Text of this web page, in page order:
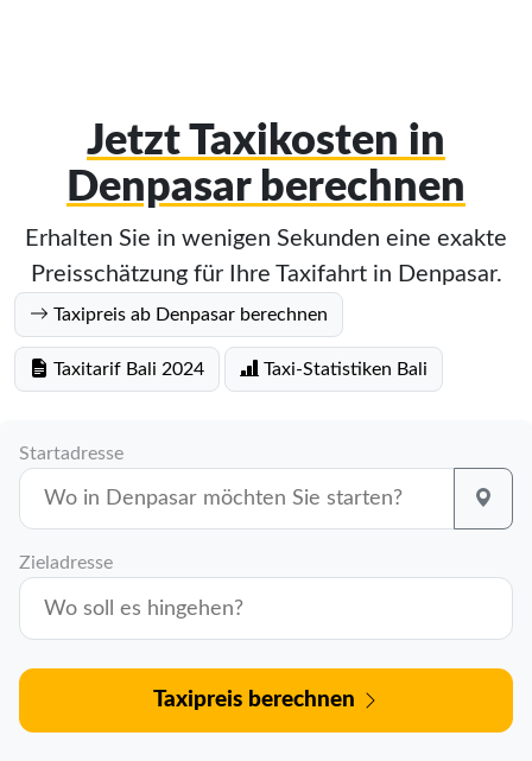
Jetzt Taxikosten in
Denpasar berechnen
Erhalten Sie in wenigen Sekunden eine exakte
Preisschätzung für Ihre Taxifahrt in Denpasar.
Taxipreis ab Denpasar berechnen
Taxitarif Bali 2024 Taxi-Statistiken Bali
Startadresse
Zieladresse
Taxipreis berechnen